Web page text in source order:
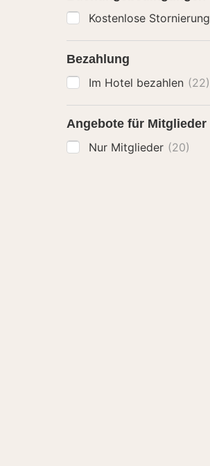
Kostenlose Stornierung
Bezahlung
Im Hotel bezahlen (22)
Angebote für Mitglieder
Nur Mitglieder (20)